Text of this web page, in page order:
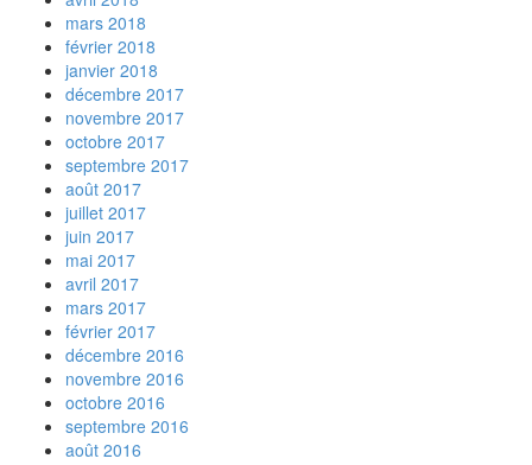
mars 2018
février 2018
janvier 2018
décembre 2017
novembre 2017
octobre 2017
septembre 2017
août 2017
juillet 2017
juin 2017
mai 2017
avril 2017
mars 2017
février 2017
décembre 2016
novembre 2016
octobre 2016
septembre 2016
août 2016